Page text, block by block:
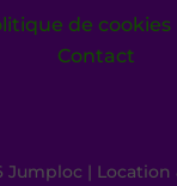
de cookies
Contact
Jumploc | Location